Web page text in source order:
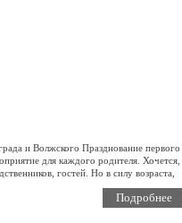
и Волжского Празднование первого
для каждого родителя. Хочется,
гостей. Но в силу возраста,
Подробнее